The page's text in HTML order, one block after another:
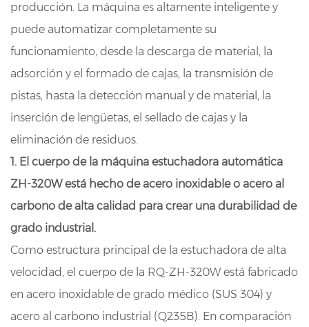
producción. La máquina es altamente inteligente y
puede automatizar completamente su
funcionamiento, desde la descarga de material, la
adsorción y el formado de cajas, la transmisión de
pistas, hasta la detección manual y de material, la
inserción de lengüetas, el sellado de cajas y la
eliminación de residuos.
1. El cuerpo de la máquina estuchadora automática
ZH-320W está hecho de acero inoxidable o acero al
carbono de alta calidad para crear una durabilidad de
grado industrial.
Como estructura principal de la estuchadora de alta
velocidad, el cuerpo de la RQ-ZH-320W está fabricado
en acero inoxidable de grado médico (SUS 304) y
acero al carbono industrial (Q235B). En comparación